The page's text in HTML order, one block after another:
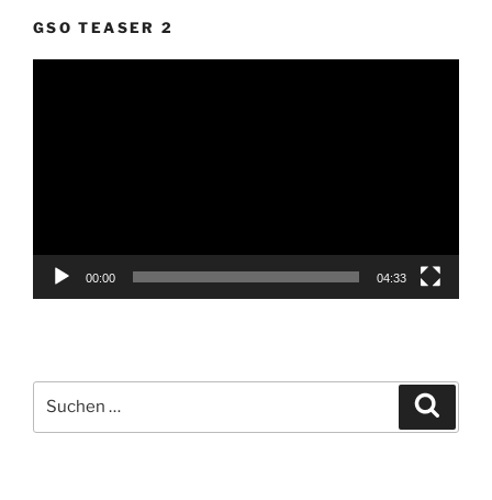
GSO TEASER 2
00:00 04:33
nach: